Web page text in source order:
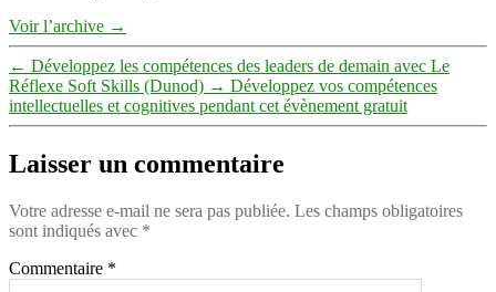
Voir l’archive →
← Développez les compétences des leaders de demain avec Le
Réflexe Soft Skills (Dunod) → Développez vos compétences
intellectuelles et cognitives pendant cet évènement gratuit
Laisser un commentaire
Votre adresse e-mail ne sera pas publiée. Les champs obligatoires
sont indiqués avec *
Commentaire *